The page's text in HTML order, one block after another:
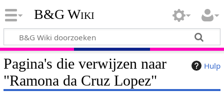
B&G Wiki
Hulp
Pagina's die verwijzen naar
"Ramona da Cruz Lopez"